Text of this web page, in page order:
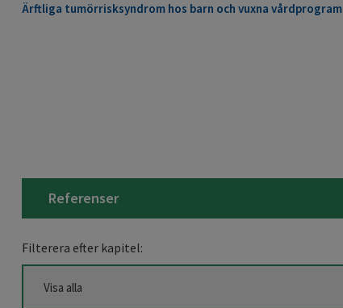
Ärftliga tumörrisksyndrom hos barn och vuxna vårdprogram
Referenser
Filterera efter kapitel: